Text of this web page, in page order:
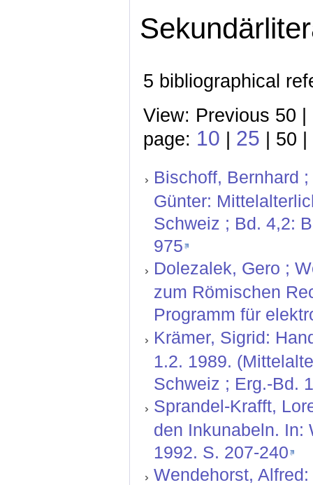
5 bibliographical
View: Previous 50
page: 10 | 25 | 50 |
Bischoff, Bernhard
Günter:
Schweiz ; Bd. 4,2:
975
Dolezalek, Gero ;
zum Römischen
Programm für
Krämer, Sigrid:
1.2. 1989.
Schweiz ; Erg.-Bd.
Sprandel-Krafft,
den Inkunabeln. In:
1992. S. 207-240
Wendehorst,